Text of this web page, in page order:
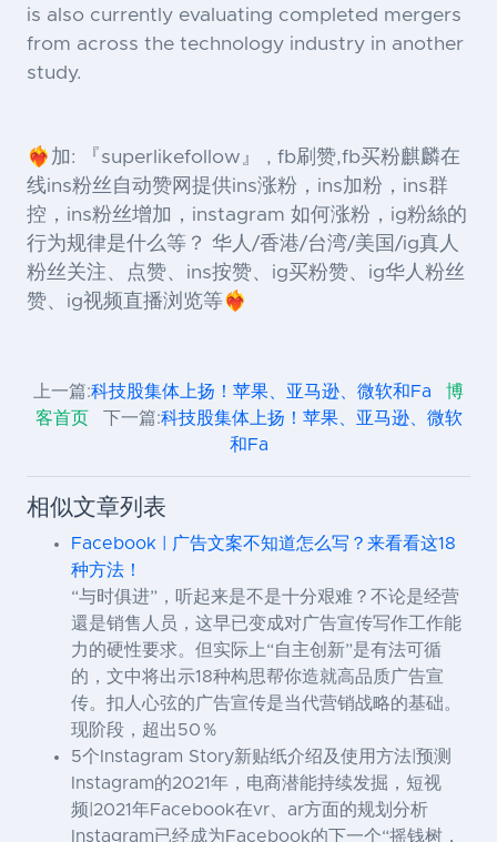
is also currently evaluating completed mergers
from across the technology industry in another
study.
❤️‍🔥加: 『superlikefollow』 , fb刷赞,fb买粉麒麟在
线ins粉丝自动赞网提供ins涨粉，ins加粉，ins群
控，ins粉丝增加，instagram 如何涨粉，ig粉絲的
行为规律是什么等？ 华人/香港/台湾/美国/ig真人
粉丝关注、点赞、ins按赞、ig买粉赞、ig华人粉丝
赞、ig视频直播浏览等❤️‍🔥
上一篇:科技股集体上扬！苹果、亚马逊、微软和Fa
博
客首页
下一篇:科技股集体上扬！苹果、亚马逊、微软
和Fa
相似文章列表
Facebook | 广告文案不知道怎么写？来看看这18
种方法！
“与时俱进”，听起来是不是十分艰难？不论是经营
還是销售人员，这早已变成对广告宣传写作工作能
力的硬性要求。但实际上“自主创新”是有法可循
的，文中将出示18种构思帮你造就高品质广告宣
传。扣人心弦的广告宣传是当代营销战略的基础。
现阶段，超出50％
5个Instagram Story新贴纸介绍及使用方法|预测
Instagram的2021年，电商潜能持续发掘，短视
频|2021年Facebook在vr、ar方面的规划分析
Instagram已经成为Facebook的下一个“摇钱树，